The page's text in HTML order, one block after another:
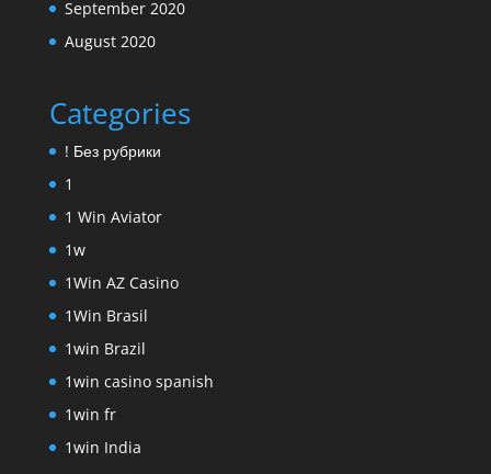
September 2020
August 2020
Categories
! Без рубрики
1
1 Win Aviator
1w
1Win AZ Casino
1Win Brasil
1win Brazil
1win casino spanish
1win fr
1win India